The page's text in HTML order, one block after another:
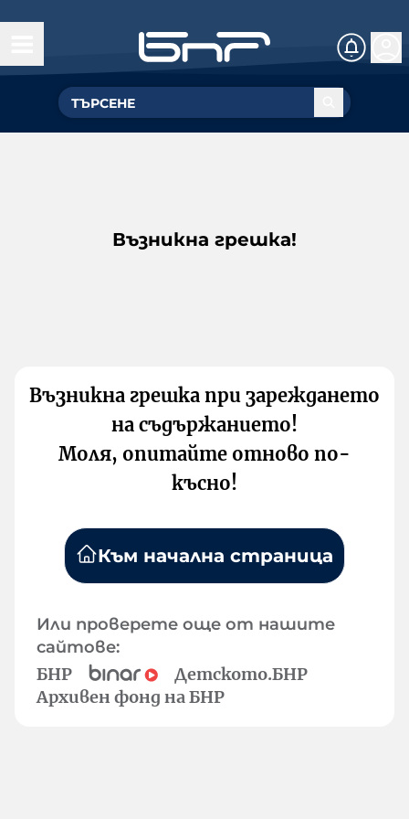
Възникна грешка!
Възникна грешка при зареждането
на съдържанието!
Моля, опитайте отново по-
късно!
Към начална страница
Или проверете още от нашите
сайтове:
БНР
Детското.БНР
Архивен фонд на БНР